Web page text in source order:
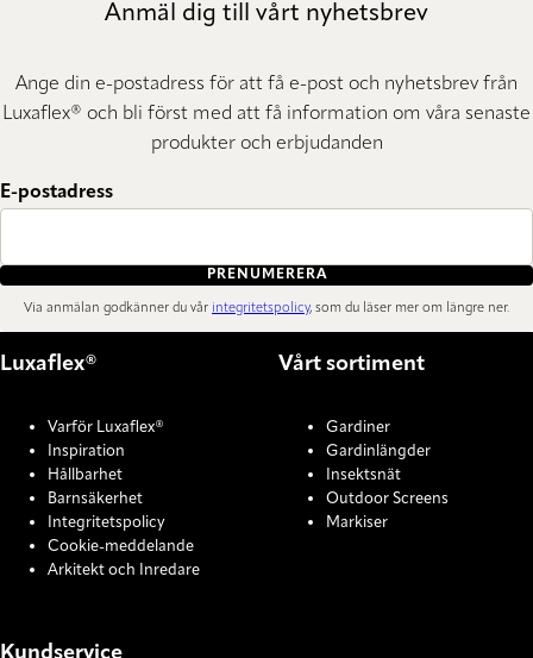
Anmäl dig till vårt nyhetsbrev
Ange din e-postadress för att få e-post och nyhetsbrev från
Luxaflex® och bli först med att få information om våra senaste
produkter och erbjudanden
E-postadress
PRENUMERERA
Via anmälan godkänner du vår integritetspolicy, som du läser mer om längre ner.
Luxaflex®
Varför Luxaflex®
Inspiration
Hållbarhet
Barnsäkerhet
Integritetspolicy
Cookie-meddelande
Arkitekt och Inredare
Vårt sortiment
Gardiner
Gardinlängder
Insektsnät
Outdoor Screens
Markiser
Kundservice